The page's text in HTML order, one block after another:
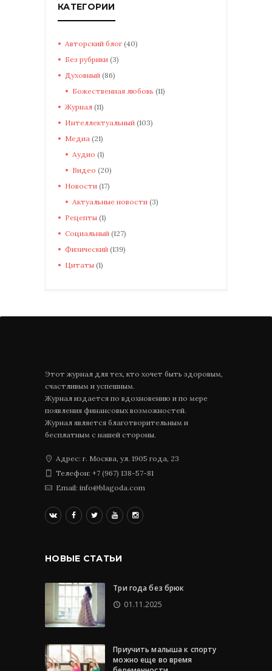
КАТЕГОРИИ
Авторский блог (40)
Без рубрики (3)
Духовный (86)
Божественная любовь (11)
Журнал (11)
Интеллектуальный (103)
Медиа (21)
Аудио (1)
Видео (20)
Новости (17)
Актуальные новости (3)
Рецепты (1)
Социальный (127)
Физический (139)
Цитаты (1)
Этот журнал для тех, кто хочет быть здоровым,
счастливым и успешным.
Журнал издается по вдохновению и по мере
появления финансовых возможностей.
Журнал является благотворительным и
бесплатным с нашей стороны.
Адрес: г. Москва, ул. 1905 года, 23
Телефон: +7 (967) 138-57-81
Email: info@blagoda.com
НОВЫЕ СТАТЬИ
Три года без брюк
01.11.2025
Приучить малыша к спорту
можно еще во время